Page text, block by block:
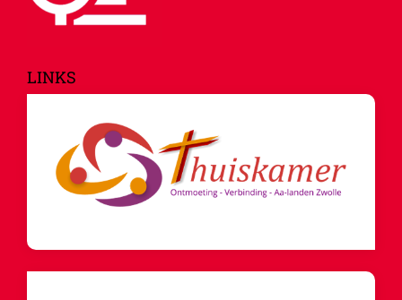
LINKS